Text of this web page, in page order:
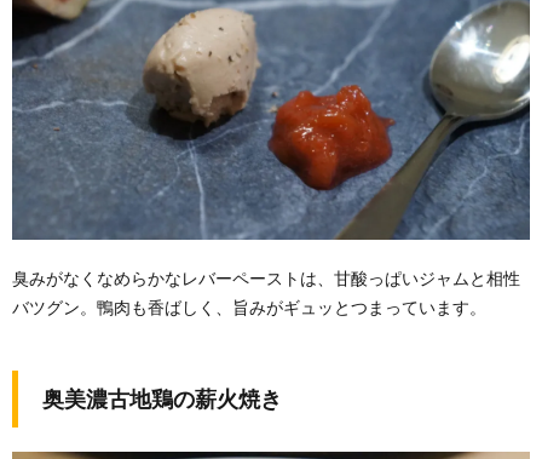
臭みがなくなめらかなレバーペーストは、甘酸っぱいジャムと相性
バツグン。鴨肉も香ばしく、旨みがギュッとつまっています。
奥美濃古地鶏の薪火焼き